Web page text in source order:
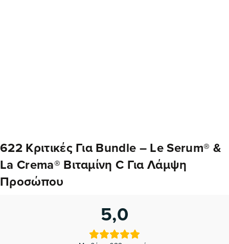
622 Κριτικές ΓιαBundle – Le Serum® &
La Crema® Βιταμίνη C Για Λάμψη
Προσώπου
5,0